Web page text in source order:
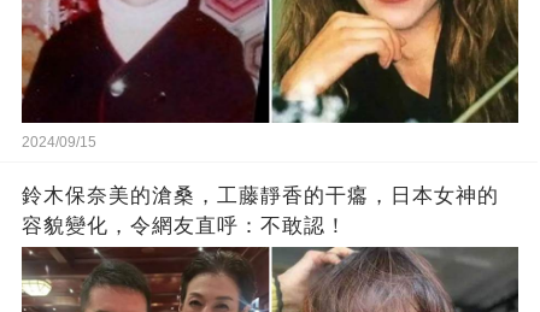
2024/09/15
鈴木保奈美的滄桑，工藤靜香的干癟，日本女神的
容貌變化，令網友直呼：不敢認！